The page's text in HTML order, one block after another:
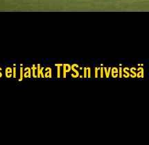
jatka TPS:n riveissä